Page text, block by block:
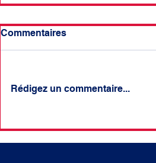
nécessaire adaptation de
la réponse pénale aux
Commentaires
Rédigez un commentaire...